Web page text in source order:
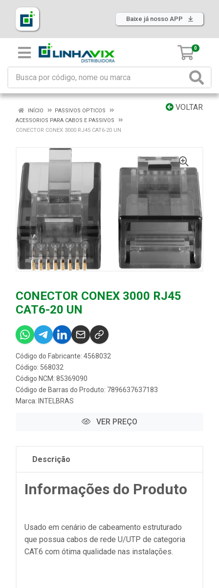
Baixe já nosso APP
0
VOLTAR
INÍCIO
PASSIVOS OPTICOS
ACESSORIOS PARA CABOS E PASSIVOS
CONECTOR CONEX 3000 RJ45 CAT6-20 UN
CONECTOR CONEX 3000 RJ45
CAT6-20 UN
Código do Fabricante: 4568032
Código: 568032
Código NCM: 85369090
Código de Barras do Produto: 7896637637183
Marca: INTELBRAS
VER PREÇO
Descrição
Informações do Produto
Usado em cenário de cabeamento estruturado
que possua cabos de rede U/UTP de categoria
CAT.6 com ótima qualidade nas instalações.